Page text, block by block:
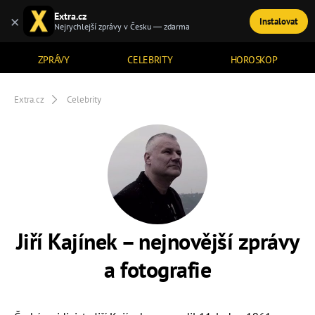
ZPRÁVY CELEBRITY HOROSKOP
TÉMATA
Extra.cz Celebrity
Jiří Kajínek – nejnovější zprávy
a fotografie
× Extra.cz
Nejrychlejší zprávy v Česku — zdarma Instalovat